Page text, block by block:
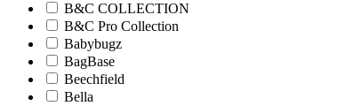
B&C COLLECTION
B&C Pro Collection
Babybugz
BagBase
Beechfield
Bella